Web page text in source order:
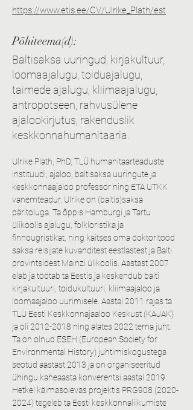
https://www.etis.ee/CV/Ulrike_Plath/est
Põhiteema(d):
Baltisaksa uuringud, kirjakultuur,
loomaajalugu, toiduajalugu,
taimede ajalugu, kliimaajalugu,
antropotseen, rahvusülene
ajalookirjutus, rakenduslik
keskkonnahumanitaaria.
Ulrike Plath, PhD, TLÜ humanitaarteaduste
instituudi, ajaloo, baltisaksa uuringute ja
keskkonnaajaloo professor ning ETA UTKK
vanemteadur. Ulrike on (baltis)saksa
päritoluga. Ta õppis Hamburgi ja Tartu
ülikoolis ajalugu, folkloristika ja
finnougristikat, ning kaitses oma doktoritööd
saksa reisijate kuvanditest eestlastest ja Balti
provintsidest Mainzi ülikoolis. Aastast 2007
elab ja töötab ta Eestis ja keskendub balti
kirjakultuuri, toidukultuuri, kliimaajaloo ja
loomaajaloo uurimisele. Aastal 2011 rajas ta
TLÜ Eesti Keskkonnajaaloo Keskust (KAJAK)
ja oli 2012-2018 ning alates 2022 tema juht.
Ta on olnud ESEH (European Society for
Environmental History) juhtimiskogustega
seotud aastast 2013 ja on organiseeritud
ühingu kaheaasta konverentsi aastal 2019.
Hetkel käimasolevas projektis PRG908 (2020-
2024) tegeleb ta Eesti keskkonnaliikumiste